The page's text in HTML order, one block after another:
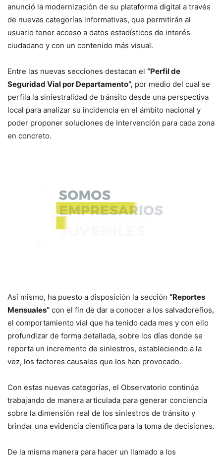
anunció la modernización de su plataforma digital a través
de nuevas categorías informativas, que permitirán al
usuario tener acceso a datos estadísticos de interés
ciudadano y con un contenido más visual.
Entre las nuevas secciones destacan el “Perfil de
Seguridad Vial por Departamento”, por medio del cual se
perfila la siniestralidad de tránsito desde una perspectiva
local para analizar su incidencia en el ámbito nacional y
poder proponer soluciones de intervención para cada zona
en concreto.
Así mismo, ha puesto a disposición la sección “Reportes
Mensuales” con el fin de dar a conocer a los salvadoreños,
el comportamiento vial que ha tenido cada mes y con ello
profundizar de forma detallada, sobre los días donde se
reporta un incremento de siniestros, estableciendo a la
vez, los factores causales que los han provocado.
Con estas nuevas categorías, el Observatorio continúa
trabajando de manera articulada para generar conciencia
sobre la dimensión real de los siniestros de tránsito y
brindar una evidencia científica para la toma de decisiones.
De la misma manera para hacer un llamado a los